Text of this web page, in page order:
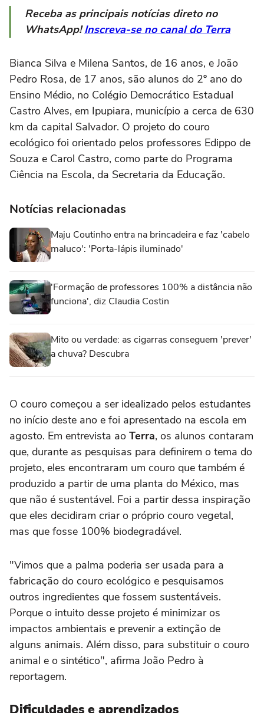
Receba as principais notícias direto no
WhatsApp!Inscreva-se no canal do Terra
Bianca Silva e Milena Santos, de 16 anos, e João
Pedro Rosa, de 17 anos, são alunos do 2º ano do
Ensino Médio, no Colégio Democrático Estadual
Castro Alves, em Ipupiara, município a cerca de 630
km da capital Salvador. O projeto do couro
ecológico foi orientado pelos professores Edippo de
Souza e Carol Castro, como parte do Programa
Ciência na Escola, da Secretaria da Educação.
Notícias relacionadas
Maju Coutinho entra na brincadeira e faz 'cabelo
maluco': 'Porta-lápis iluminado'
'Formação de professores 100% a distância não
funciona', diz Claudia Costin
Mito ou verdade: as cigarras conseguem 'prever'
a chuva? Descubra
O couro começou a ser idealizado pelos estudantes
no início deste ano e foi apresentado na escola em
agosto. Em entrevista ao Terra, os alunos contaram
que, durante as pesquisas para definirem o tema do
projeto, eles encontraram um couro que também é
produzido a partir de uma planta do México, mas
que não é sustentável. Foi a partir dessa inspiração
que eles decidiram criar o próprio couro vegetal,
mas que fosse 100% biodegradável.
"Vimos que a palma poderia ser usada para a
fabricação do couro ecológico e pesquisamos
outros ingredientes que fossem sustentáveis.
Porque o intuito desse projeto é minimizar os
impactos ambientais e prevenir a extinção de
alguns animais. Além disso, para substituir o couro
animal e o sintético", afirma João Pedro à
reportagem.
Dificuldades e aprendizados